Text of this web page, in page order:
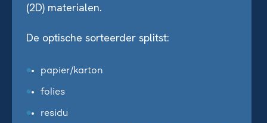
(2D) materialen.
De optische sorteerder splitst:
papier/karton
folies
residu